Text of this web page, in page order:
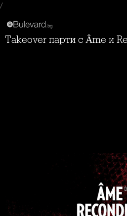
/
Takeover парти с Âme и